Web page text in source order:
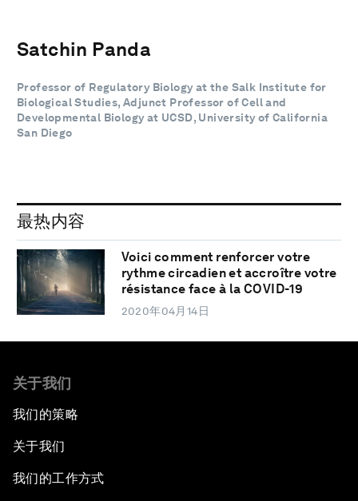
Satchin Panda
Professor of Regulatory Biology at the Salk Institute for
Biological Studies, Adjunct Professor of Cell and
Developmental Biology at UCSD, University of California
San Diego
最热内容
Voici comment renforcer votre
rythme circadien et accroître votre
résistance face à la COVID-19
2020年04月14日
关于我们
我们的策略
关于我们
我们的工作方式